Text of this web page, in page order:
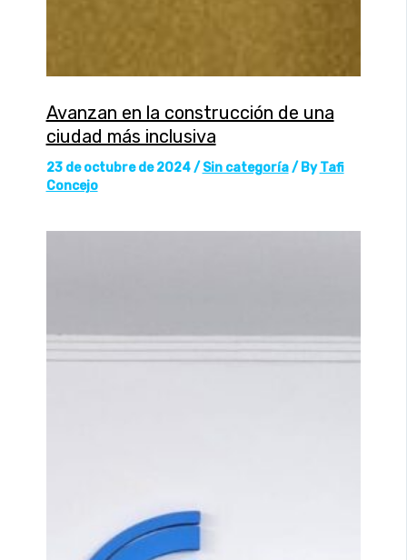
Avanzan en la construcción de una
ciudad más inclusiva
23 de octubre de 2024/ Sin categoría/ ByTafi
Concejo